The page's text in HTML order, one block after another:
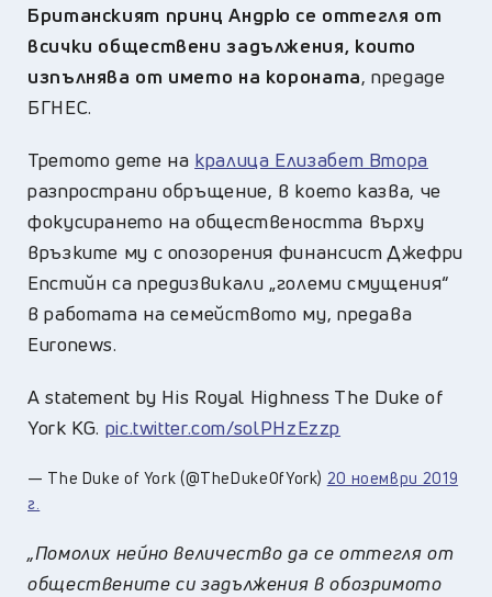
Британският принц Андрю се оттегля от
всички обществени задължения, които
изпълнява от името на короната, предаде
БГНЕС.
Третото дете на кралица Елизабет Втора
разпространи обръщение, в което казва, че
фокусирането на обществеността върху
връзките му с опозорения финансист Джефри
Епстийн са предизвикали „големи смущения“
в работата на семейството му, предава
Euronews.
A statement by His Royal Highness The Duke of
York KG. pic.twitter.com/solPHzEzzp
— The Duke of York (@TheDukeOfYork) 20 ноември 2019
г.
„Помолих нейно величество да се оттегля от
обществените си задължения в обозримото